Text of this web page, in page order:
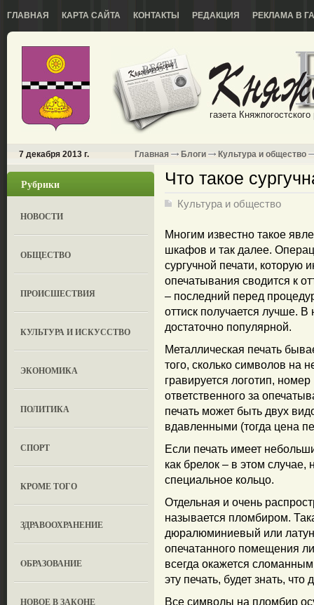
ГЛАВНАЯ КАРТА САЙТА КОНТАКТЫ РЕДАКЦИЯ РЕКЛАМА В
газета
7 декабря 2013 г. Главная Блоги Культура и общество
Рубрики
НОВОСТИ
ОБЩЕСТВО
ПРОИСШЕСТВИЯ
КУЛЬТУРА И ИСКУССТВО
ЭКОНОМИКА
ПОЛИТИКА
СПОРТ
КРОМЕ ТОГО
ЗДРАВООХРАНЕНИЕ
OБРАЗОВАНИЕ
НОВОЕ В ЗАКОНЕ
Что такое
Культура и общество
Многим известно такое
шкафов и так далее.
сургучной печати, которую
опечатывания сводится к
– последний перед
оттиск получается лучше.
достаточно популярной.
Металлическая печать
того, сколько символов на
гравируется логотип,
ответственного за
печать может быть двух
вдавленными (тогда цена
Если печать имеет
как брелок – в этом
специальное кольцо.
Отдельная и очень
называется пломбиром.
дюралюминиевый или
опечатанного помещения
всегда окажется
эту печать, будет знать,
Все символы на пломбир